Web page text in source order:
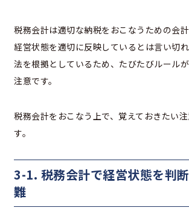
税務会計は適切な納税をおこなうための会
経営状態を適切に反映しているとは言い切
法を根拠としているため、たびたびルール
注意です。
税務会計をおこなう上で、覚えておきたい
す。
3-1. 税務会計で経営状態を判
難